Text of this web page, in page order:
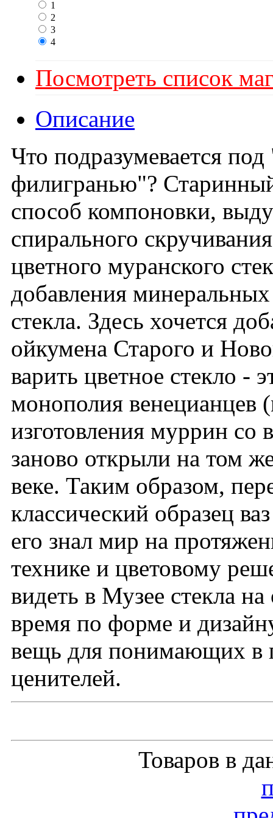
1
2
3
4
Посмотреть список
Описание
Что подразумевается
филигранью"?
способ компоновки,
спирального
цветного муранского
добавления
стекла. Здесь хочется
ойкумена Старого и
варить цветное стекло -
монополия венецианцев
изготовления муррин
заново открыли на том
веке. Таким образом,
классический образец
его знал мир на
технике и цветовому
видеть в Музее стекла
время по форме и
вещь для понимающих в
ценителей.
Товаров в